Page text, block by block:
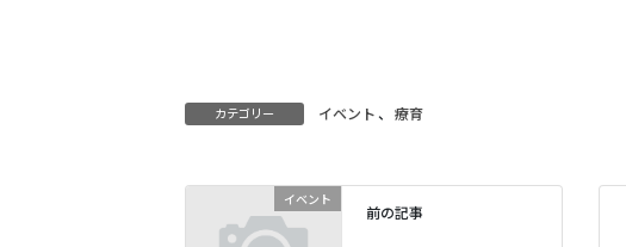
カテゴリー イベント、 療育
イベント
前の記事